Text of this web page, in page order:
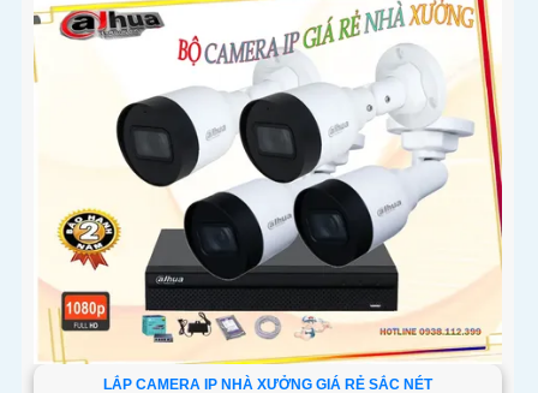
LẮP CAMERA IP NHÀ XƯỞNG GIÁ RẺ SẮC NÉT